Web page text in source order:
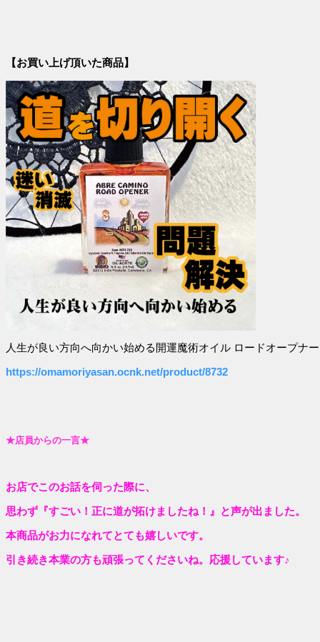
【お買い上げ頂いた商品】
人生が良い方向へ向かい始める開運魔術オイル ロードオープナー
https://omamoriyasan.ocnk.net/product/8732
★店員からの一言★
お店でこのお話を伺った際に、
思わず『すごい！正に道が拓けましたね！』と声が出ました。
本商品がお力になれてとても嬉しいです。
引き続き本業の方も頑張ってくださいね。応援しています♪